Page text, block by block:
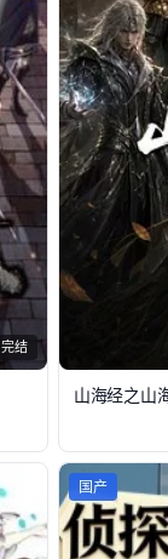
结
山海经之山
国产